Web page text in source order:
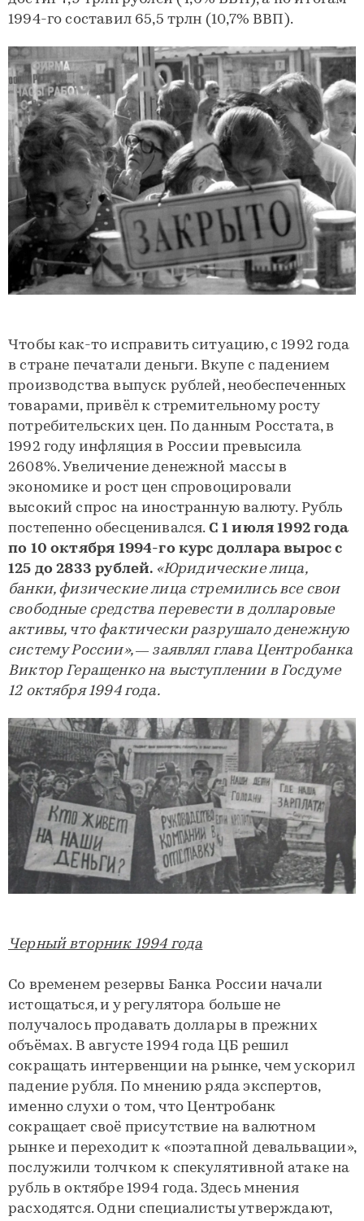
1994-го составил 65,5 трлн (10,7% ВВП).
Чтобы как-то исправить ситуацию, с 1992 года
в стране печатали деньги. Вкупе с падением
производства выпуск рублей, необеспеченных
товарами, привёл к стремительному росту
потребительских цен. По данным Росстата, в
1992 году инфляция в России превысила
2608%. Увеличение денежной массы в
экономике и рост цен спровоцировали
высокий спрос на иностранную валюту. Рубль
постепенно обесценивался. С 1 июля 1992 года
по 10 октября 1994-го курс доллара вырос с
125 до 2833 рублей. «Юридические лица,
банки, физические лица стремились все свои
свободные средства перевести в долларовые
активы, что фактически разрушало денежную
систему России», — заявлял глава Центробанка
Виктор Геращенко на выступлении в Госдуме
12 октября 1994 года.
Черный вторник 1994 года
Со временем резервы Банка России начали
истощаться, и у регулятора больше не
получалось продавать доллары в прежних
объёмах. В августе 1994 года ЦБ решил
сокращать интервенции на рынке, чем ускорил
падение рубля. По мнению ряда экспертов,
именно слухи о том, что Центробанк
сокращает своё присутствие на валютном
рынке и переходит к «поэтапной девальвации»,
послужили толчком к спекулятивной атаке на
рубль в октябре 1994 года. Здесь мнения
расходятся. Одни специалисты утверждают,